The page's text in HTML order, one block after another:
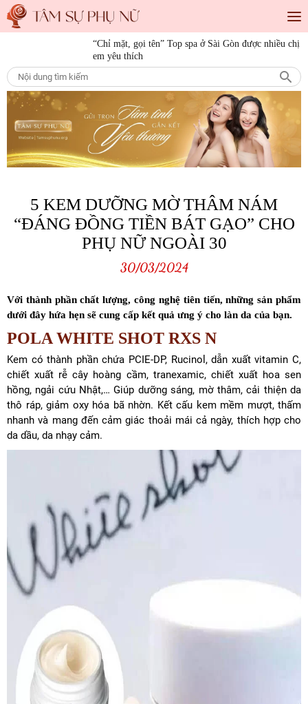
“Chỉ mặt, gọi tên” Top spa ở Sài Gòn được nhiều chị
em yêu thích
“Save” ngay địa chỉ làm tóc đẹp Sài Gòn cho những
10 bí quyết làm đẹp cho nàng mọi độ tuổi
15 bí quyết làm đẹp da mặt từ thiên nhiên giúp nàng
luôn tươi trẻ
5 KEM DƯỠNG MỜ THÂM NÁM
“ĐÁNG ĐỒNG TIỀN BÁT GẠO” CHO
PHỤ NỮ NGOÀI 30
30/03/2024
Với thành phần chất lượng, công nghệ tiên tiến, những sản phẩm
dưới đây hứa hẹn sẽ cung cấp kết quả ưng ý cho làn da của bạn.
POLA WHITE SHOT RXS N
Kem có thành phần chứa PCIE-DP, Rucinol, dẫn xuất vitamin C,
chiết xuất rễ cây hoàng cầm, tranexamic, chiết xuất hoa sen
hồng, ngải cứu Nhật,… Giúp dưỡng sáng, mờ thâm, cải thiện da
thô ráp, giảm oxy hóa bã nhờn. Kết cấu kem mềm mượt, thấm
nhanh và mang đến cảm giác thoải mái cả ngày, thích hợp cho
da dầu, da nhạy cảm.